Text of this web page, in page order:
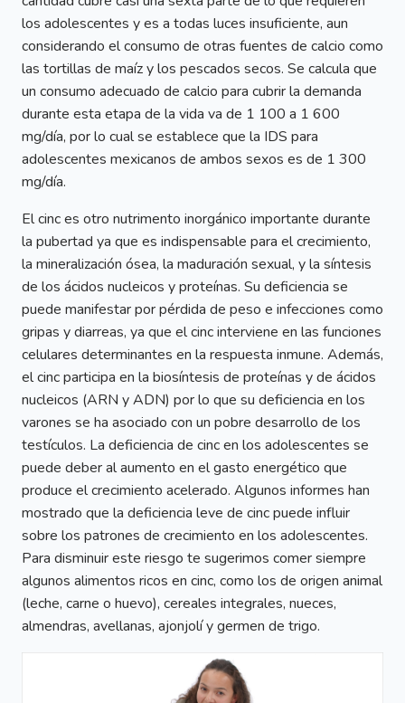
los adolescentes y es a todas luces insuficiente, aun
considerando el consumo de otras fuentes de calcio como
las tortillas de maíz y los pescados secos. Se calcula que
un consumo adecuado de calcio para cubrir la demanda
durante esta etapa de la vida va de 1 100 a 1 600
mg/día, por lo cual se establece que la IDS para
adolescentes mexicanos de ambos sexos es de 1 300
mg/día.
El cinc es otro nutrimento inorgánico importante durante
la pubertad ya que es indispensable para el crecimiento,
la mineralización ósea, la maduración sexual, y la síntesis
de los ácidos nucleicos y proteínas. Su deficiencia se
puede manifestar por pérdida de peso e infecciones como
gripas y diarreas, ya que el cinc interviene en las funciones
celulares determinantes en la respuesta inmune. Además,
el cinc participa en la biosíntesis de proteínas y de ácidos
nucleicos (ARN y ADN) por lo que su deficiencia en los
varones se ha asociado con un pobre desarrollo de los
testículos. La deficiencia de cinc en los adolescentes se
puede deber al aumento en el gasto energético que
produce el crecimiento acelerado. Algunos informes han
mostrado que la deficiencia leve de cinc puede influir
sobre los patrones de crecimiento en los adolescentes.
Para disminuir este riesgo te sugerimos comer siempre
algunos alimentos ricos en cinc, como los de origen animal
(leche, carne o huevo), cereales integrales, nueces,
almendras, avellanas, ajonjolí y germen de trigo.